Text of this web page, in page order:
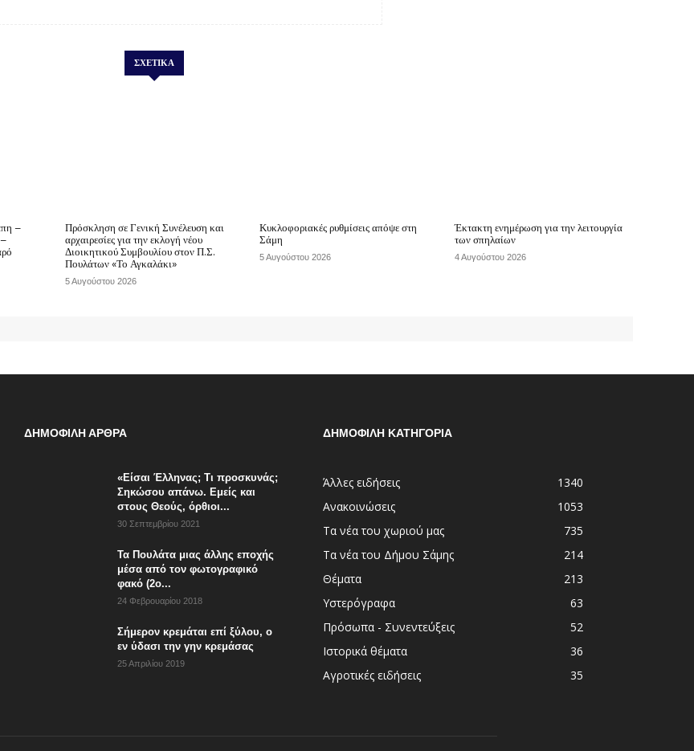
ΣΧΕΤΙΚΆ
–
Πρόσκληση σε Γενική Συνέλευση και
αρχαιρεσίες για την εκλογή νέου
Διοικητικού Συμβουλίου στον Π.Σ.
Πουλάτων «Το Αγκαλάκι»
5 Αυγούστου 2026
Κυκλοφοριακές ρυθμίσεις απόψε στη
Σάμη
5 Αυγούστου 2026
Έκτακτη ενημέρωση για την λειτουργία
των σπηλαίων
4 Αυγούστου 2026
ΔΗΜΟΦΙΛΗ ΑΡΘΡΑ
«Είσαι Έλληνας; Τι προσκυνάς;
Σηκώσου απάνω. Εμείς και
στους Θεούς, όρθιοι...
30 Σεπτεμβρίου 2021
Τα Πουλάτα μιας άλλης εποχής
μέσα από τον φωτογραφικό
φακό (2ο...
24 Φεβρουαρίου 2018
Σήμερον κρεμάται επί ξύλου, ο
εν ύδασι την γην κρεμάσας
25 Απριλίου 2019
ΔΗΜΟΦΙΛΗ ΚΑΤΗΓΟΡΙΑ
Άλλες ειδήσεις
1340
Ανακοινώσεις
1053
Τα νέα του χωριού μας
735
Τα νέα του Δήμου Σάμης
214
Θέματα
213
Υστερόγραφα
63
Πρόσωπα - Συνεντεύξεις
52
Ιστορικά θέματα
36
Αγροτικές ειδήσεις
35